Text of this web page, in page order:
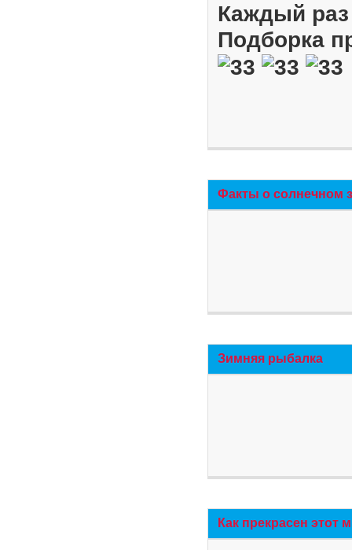
Каждый
Подборка
Факты о солнечном
Зимняя рыбалка
Как прекрасен этот